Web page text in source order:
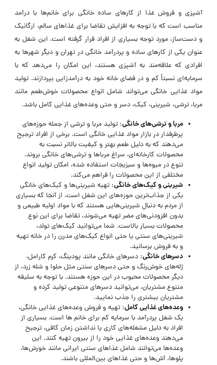
آشپزی و فروش غذا از کارهای ساده خانگی برای خانم‌ها با درآمد
مناسب است که با توجه به افزایش تقاضا برای غذاهای سالم، ارگانیک
و دست‌ساز، مورد توجه بسیاری از افراد قرار گرفته است. این شغل به
عنوان یکی از کارهای ساده و پردرآمد خانگی در تهران و دیگر شهرها به
افرادی که علاقه‌مند به آشپزی هستند، این امکان را می‌دهد که با
سرمایه‌ای نسبتاً کم و در فضای خانه خود به درآمدزایی بپردازند. تولید
مواد غذایی خانگی می‌تواند شامل انواع محصولات خوش‌طعم مانند
مربا، ترشی، شیرینی، کیک، دسر و حتی وعده‌های غذایی کامل باشد.
مربا و ترشی‌های خانگی:تولید مربا و ترشی از جمله حوزه‌های
پرطرفدار در بازار مواد غذایی خانگی است. برخی از افراد ترجیح
می‌دهند که به دلیل طعم بهتر و کیفیت بالاتر نسبت به
محصولات کارخانه‌ای، سراغ مرباها و ترشی‌های خانگی بروند.
تنوع در میوه‌ها و سبزیجات استفاده شده، امکان تولید انواع
مختلفی از این محصولات را فراهم می‌کند.
شیرینی و کیک‌های خانگی:تهیه شیرینی‌ها و کیک‌های خانگی
یکی از جذاب‌ترین حوزه‌های این شغل است. از آنجا که بسیاری
از مردم به دنبال شیرینی‌هایی هستند که با مواد اولیه طبیعی و
بدون افزودنی‌های مضر تهیه می‌شوند، تقاضا برای این نوع
محصولات بسیار بالاست. شما می‌توانید کیک‌های تولد،
شیرینی‌های سنتی یا حتی انواع کیک‌های مدرن را در خانه تهیه
و به فروش برسانید.
دسرهای خانگی:دسرهای خانگی مانند پودینگ، کرم کارامل،
ژله‌های خوش‌رنگ و حتی دسرهای سنتی مثل حلوا و شله زرد، از
دیگر محصولات محبوب در این حوزه هستند. با توجه به سلیقه
متنوع مشتریان، می‌توانید دسرهای متنوعی تولید کرده و
مشتریان بیشتری را جذب نمایید.
وعده‌های غذایی کامل:تهیه و فروش وعده‌های غذایی خانگی،
یک شغل پردرآمد با سرمایه کم برای خانم ها است. بسیاری از
افراد به دلیل مشغله‌های کاری یا نداشتن زمان کافی، ترجیح
می‌دهند وعده‌های غذایی خود را از بیرون تهیه کنند. این
وعده‌ها می‌توانند شامل غذاهای سنتی ایرانی مانند خورش‌ها،
پلوها، آش‌ها و حتی غذاهای بین‌المللی باشند.